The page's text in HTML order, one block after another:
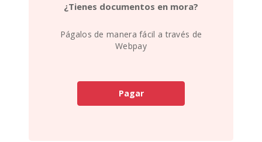
¿Tienes documentos en mora?
Págalos de manera fácil a través de
Webpay
Pagar